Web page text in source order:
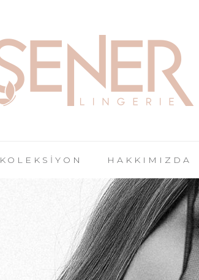
KOLEKSİYON HAKKIMIZDA